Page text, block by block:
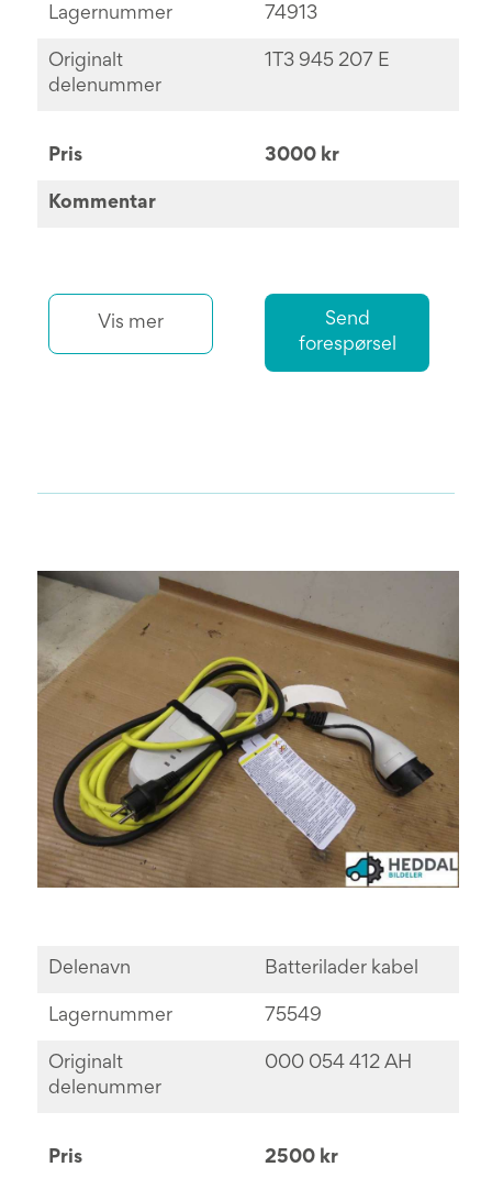
Lagernummer 74913
Originalt
delenummer
1T3 945 207 E
Pris 3000 kr
Kommentar
Vis mer
Send
forespørsel
Delenavn Batterilader kabel
Lagernummer 75549
Originalt
delenummer
000 054 412 AH
Pris 2500 kr